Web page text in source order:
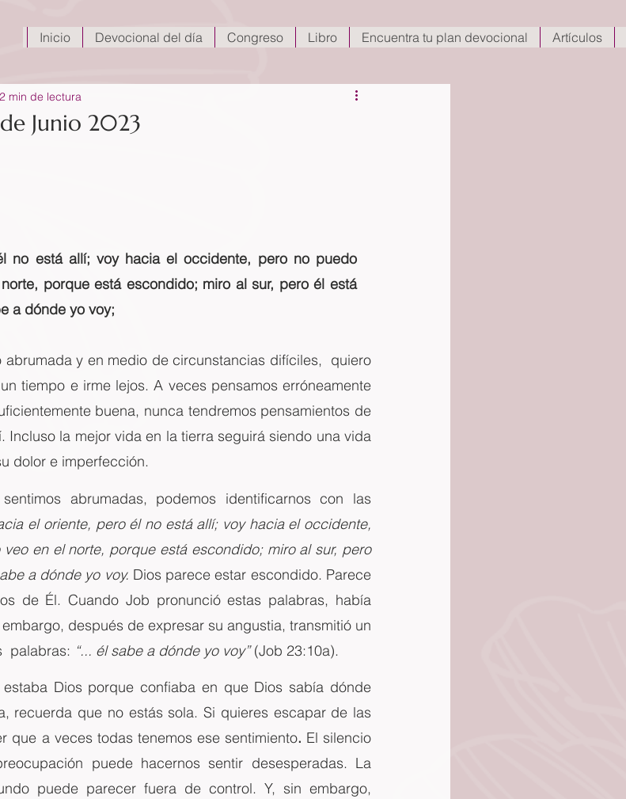
Inicio Devocional del día Congreso Libro Encuentra tu plan devocional Artículos
Junio 2023
2 min de lectura
no está allí; voy hacia el occidente, pero no puedo
porque está escondido; miro al sur, pero él está
a dónde yo voy;
y en medio de circunstancias difíciles,  quiero
tiempo e irme lejos. A veces pensamos erróneamente
buena, nunca tendremos pensamientos de
Incluso la mejor vida en la tierra seguirá siendo una vida
dolor e imperfección.
abrumadas, podemos identificarnos con las
el oriente, pero él no está allí; voy hacia el occidente,
en el norte, porque está escondido; miro al sur, pero
a dónde yo voy. Dios parece estar escondido. Parece
de Él. Cuando Job pronunció estas palabras, había
después de expresar su angustia, transmitió un
palabras: “... él sabe a dónde yo voy” (Job 23:10a).
Dios porque confiaba en que Dios sabía dónde
recuerda que no estás sola. Si quieres escapar de las
que a veces todas tenemos ese sentimiento. El silencio
puede hacernos sentir desesperadas. La
puede parecer fuera de control. Y, sin embargo,